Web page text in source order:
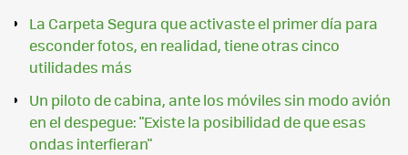
La Carpeta Segura que activaste el primer día para
esconder fotos, en realidad, tiene otras cinco
utilidades más
Un piloto de cabina, ante los móviles sin modo avión
en el despegue: "Existe la posibilidad de que esas
ondas interfieran"